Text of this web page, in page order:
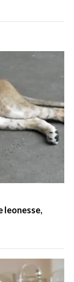
leonesse,